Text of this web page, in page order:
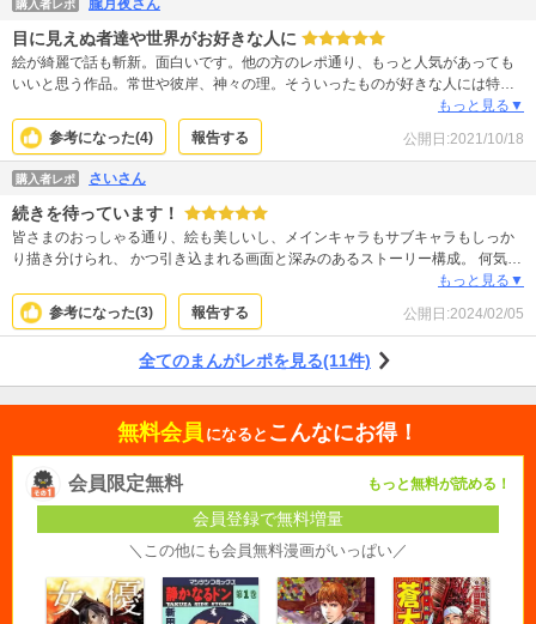
購入者レポ 朧月夜さん
目に見えぬ者達や世界がお好きな人に
絵が綺麗で話も斬新。面白いです。他の方のレポ通り、もっと人気があっても
いいと思う作品。常世や彼岸、神々の理。そういったものが好きな人には特に
もっと見る▼
参考になった(4) 報告する 公開日:2021/10/18
購入者レポ さいさん
続きを待っています！
皆さまのおっしゃる通り、絵も美しいし、メインキャラもサブキャラもしっか
り描き分けられ、 かつ引き込まれる画面と深みのあるストーリー構成。 何気な
く読み始めて、電子版全巻購入してしまった！ 続きを待ってます！ それからあ
だちとかさん ポテチは身体に悪いので、常食しないで〜！ だって長生きしても
らって、良い作品をどんどん出してほしいから…。
もっと見る▼
参考になった(3) 報告する 公開日:2024/02/05
全てのまんがレポを見る(11件)
無料会員 になると こんなにお得！
会員限定無料 もっと無料が読める！
会員登録で無料増量
＼この他にも会員無料漫画がいっぱい／